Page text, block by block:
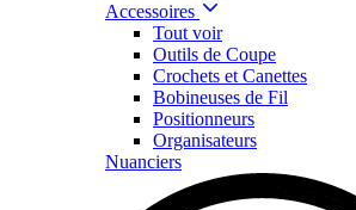
Accessoires
Tout voir
Outils de Coupe
Crochets et Canettes
Bobineuses de Fil
Positionneurs
Organisateurs
Nuanciers